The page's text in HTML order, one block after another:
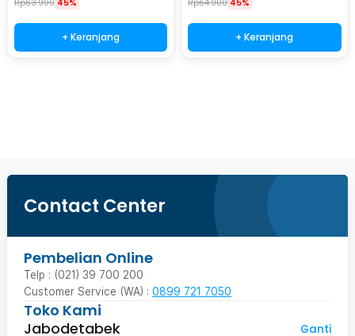
Rp63.900 45%
+ Keranjang
Rp64.900 45%
+ Keranjang
Contact Center
Pembelian Online
Telp : (021) 39 700 200
Customer Service (WA) : 0899 721 7050
Toko Kami
Jabodetabek
Ganti